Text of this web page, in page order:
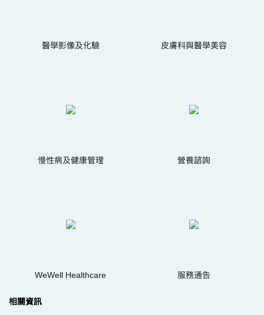
醫學影像及化驗 皮膚科與醫學美容
慢性病及健康管理 營養諮詢
WeWell Healthcare 服務通告
相關資訊